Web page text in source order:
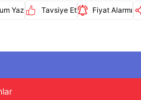
Yaz Tavsiye Et Fiyat Alarmı